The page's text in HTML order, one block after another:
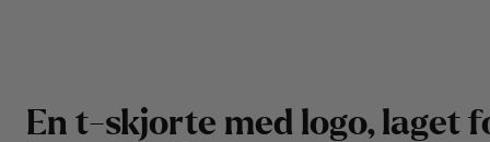
En t-skjorte med logo, laget f